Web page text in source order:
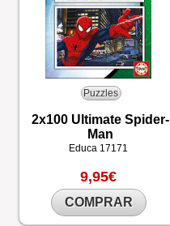
Puzzles
2x100 Ultimate Spider-
Man
Educa 17171
9,95€
COMPRAR